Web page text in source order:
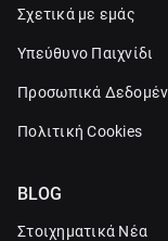
Σχετικά με εμάς
Υπεύθυνο Παιχνίδι
Προσωπικά
Πολιτική Cookies
BLOG
Στοιχηματικά Νέα